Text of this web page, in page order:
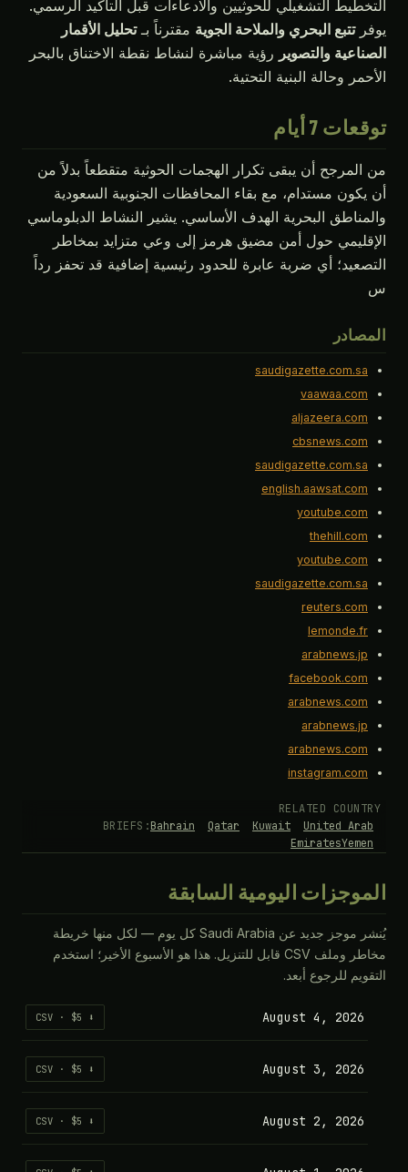
التخطيط التشغيلي للحوثيين والادعاءات قبل التأكيد الرسمي.
يوفرتتبع البحري والملاحة الجوية مقترناً بـتحليل الأقمار
الصناعية والتصوير رؤية مباشرة لنشاط نقطة الاختناق بالبحر
الأحمر وحالة البنية التحتية.
توقعات 7 أيام
من المرجح أن يبقى تكرار الهجمات الحوثية متقطعاً بدلاً من
أن يكون مستدام، مع بقاء المحافظات الجنوبية السعودية
والمناطق البحرية الهدف الأساسي. يشير النشاط الدبلوماسي
الإقليمي حول أمن مضيق هرمز إلى وعي متزايد بمخاطر
التصعيد؛ أي ضربة عابرة للحدود رئيسية إضافية قد تحفز رداً
س
المصادر
saudigazette.com.sa
vaawaa.com
aljazeera.com
cbsnews.com
saudigazette.com.sa
english.aawsat.com
youtube.com
thehill.com
youtube.com
saudigazette.com.sa
reuters.com
lemonde.fr
arabnews.jp
facebook.com
arabnews.com
arabnews.jp
arabnews.com
instagram.com
RELATED COUNTRY
BRIEFS:Bahrain Qatar Kuwait
United Arab
EmiratesYemen
الموجزات اليومية السابقة
يُنشر موجز جديد عن Saudi Arabia كل يوم — لكل منها خريطة
مخاطر وملف CSV قابل للتنزيل. هذا هو الأسبوع الأخير؛ استخدم
التقويم للرجوع أبعد.
August 4, 2026
⬇ CSV · $5
August 3, 2026
⬇ CSV · $5
August 2, 2026
⬇ CSV · $5